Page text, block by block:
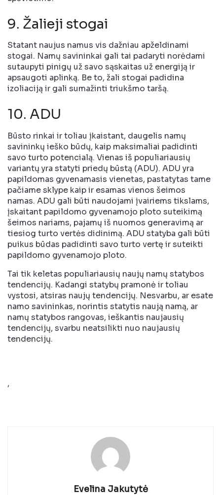
9. Žalieji stogai
Statant naujus namus vis dažniau apželdinami
stogai. Namų savininkai gali tai padaryti norėdami
sutaupyti pinigų už savo sąskaitas už energiją ir
apsaugoti aplinką. Be to, žali stogai padidina
izoliaciją ir gali sumažinti triukšmo taršą.
10. ADU
Būsto rinkai ir toliau įkaistant, daugelis namų
savininkų ieško būdų, kaip maksimaliai padidinti
savo turto potencialą. Vienas iš populiariausių
variantų yra statyti priedų būstą (ADU). ADU yra
papildomas gyvenamasis vienetas, pastatytas tame
pačiame sklype kaip ir esamas vienos šeimos
namas. ADU gali būti naudojami įvairiems tikslams,
įskaitant papildomo gyvenamojo ploto suteikimą
šeimos nariams, pajamų iš nuomos generavimą ar
tiesiog turto vertės didinimą. ADU statyba gali būti
puikus būdas padidinti savo turto vertę ir suteikti
papildomo gyvenamojo ploto.
Tai tik keletas populiariausių naujų namų statybos
tendencijų. Kadangi statybų pramonė ir toliau
vystosi, atsiras naujų tendencijų. Nesvarbu, ar esate
namo savininkas, norintis statytis naują namą, ar
namų statybos rangovas, ieškantis naujausių
tendencijų, svarbu neatsilikti nuo naujausių
tendencijų.
,
Evelina Jakutytė